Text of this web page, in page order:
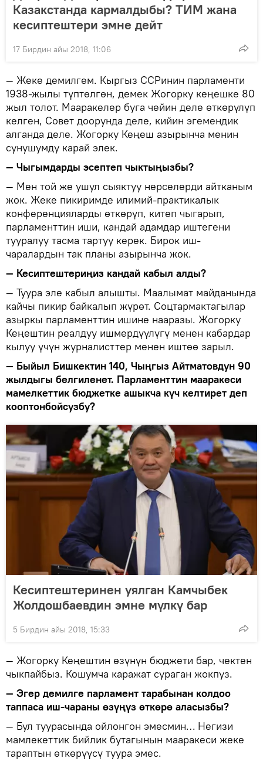
Казакстанда кармалдыбы? ТИМ жана
кесиптештери эмне дейт
17 Бирдин айы 2018, 11:06
— Жеке демилгем. Кыргыз ССРинин парламенти
1938-жылы түптөлгөн, демек Жогорку кеңешке 80
жыл толот. Мааракелер буга чейин деле өткөрүлүп
келген, Совет доорунда деле, кийин эгемендик
алганда деле. Жогорку Кеңеш азырынча менин
сунушумду карай элек.
— Чыгымдарды эсептеп чыктыңызбы?
— Мен той же ушул сыяктуу нерселерди айтканым
жок. Жеке пикиримде илимий-практикалык
конференцияларды өткөрүп, китеп чыгарып,
парламенттин иши, кандай адамдар иштегени
тууралуу тасма тартуу керек. Бирок иш-
чаралардын так планы азырынча жок.
— Кесиптештериңиз кандай кабыл алды?
— Туура эле кабыл алышты. Маалымат майданында
кайчы пикир байкалып жүрөт. Соцтармактагылар
азыркы парламенттин ишине нааразы. Жогорку
Кеңештин реалдуу ишмердүүлүгү менен кабардар
кылуу үчүн журналисттер менен иштөө зарыл.
— Быйыл Бишкектин 140, Чыңгыз Айтматовдун 90
жылдыгы белгиленет. Парламенттин мааракеси
мамелкеттик бюджетке ашыкча күч келтирет деп
кооптонбойсузбу?
Кесиптештеринен уялган Камчыбек
Жолдошбаевдин эмне мүлкү бар
5 Бирдин айы 2018, 15:33
— Жогорку Кеңештин өзүнүн бюджети бар, чектен
чыкпайбыз. Кошумча каражат сураган жокпуз.
— Эгер демилге парламент тарабынан колдоо
таппаса иш-чараны өзүңүз өткөрө аласызбы?
— Бул туурасында ойлонгон эмесмин… Негизи
мамлекеттик бийлик бутагынын мааракеси жеке
тараптын өткөрүүсү туура эмес.